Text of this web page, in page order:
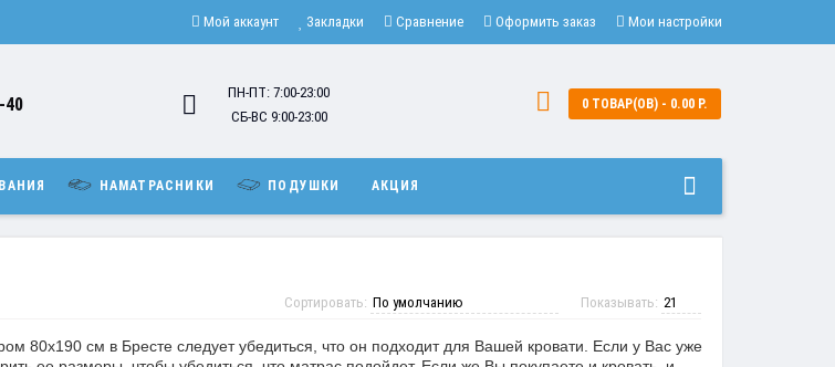
Мой аккаунт Закладки Сравнение Оформить заказ Мои настройки
40
ПН-ПТ: 7:00-23:00
СБ-ВС 9:00-23:00
0 ТОВАР(ОВ) - 0.00 Р.
НАМАТРАСНИКИ ПОДУШКИ АКЦИЯ
Показывать:
Сортировать:
80x190 см в Бресте следует убедиться, что он подходит для Вашей кровати. Если у Вас уже